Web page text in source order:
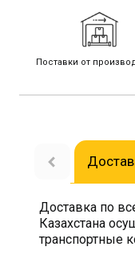
Поставки от
Доставка по
Казахстана
транспортные